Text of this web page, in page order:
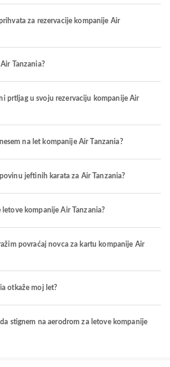
za rezervacije kompanije Air
Tanzania?
prtljag u svoju rezervaciju kompanije Air
na let kompanije Air Tanzania?
jeftinih karata za Air Tanzania?
kompanije Air Tanzania?
povraćaj novca za kartu kompanije Air
otkaže moj let?
stignem na aerodrom za letove kompanije